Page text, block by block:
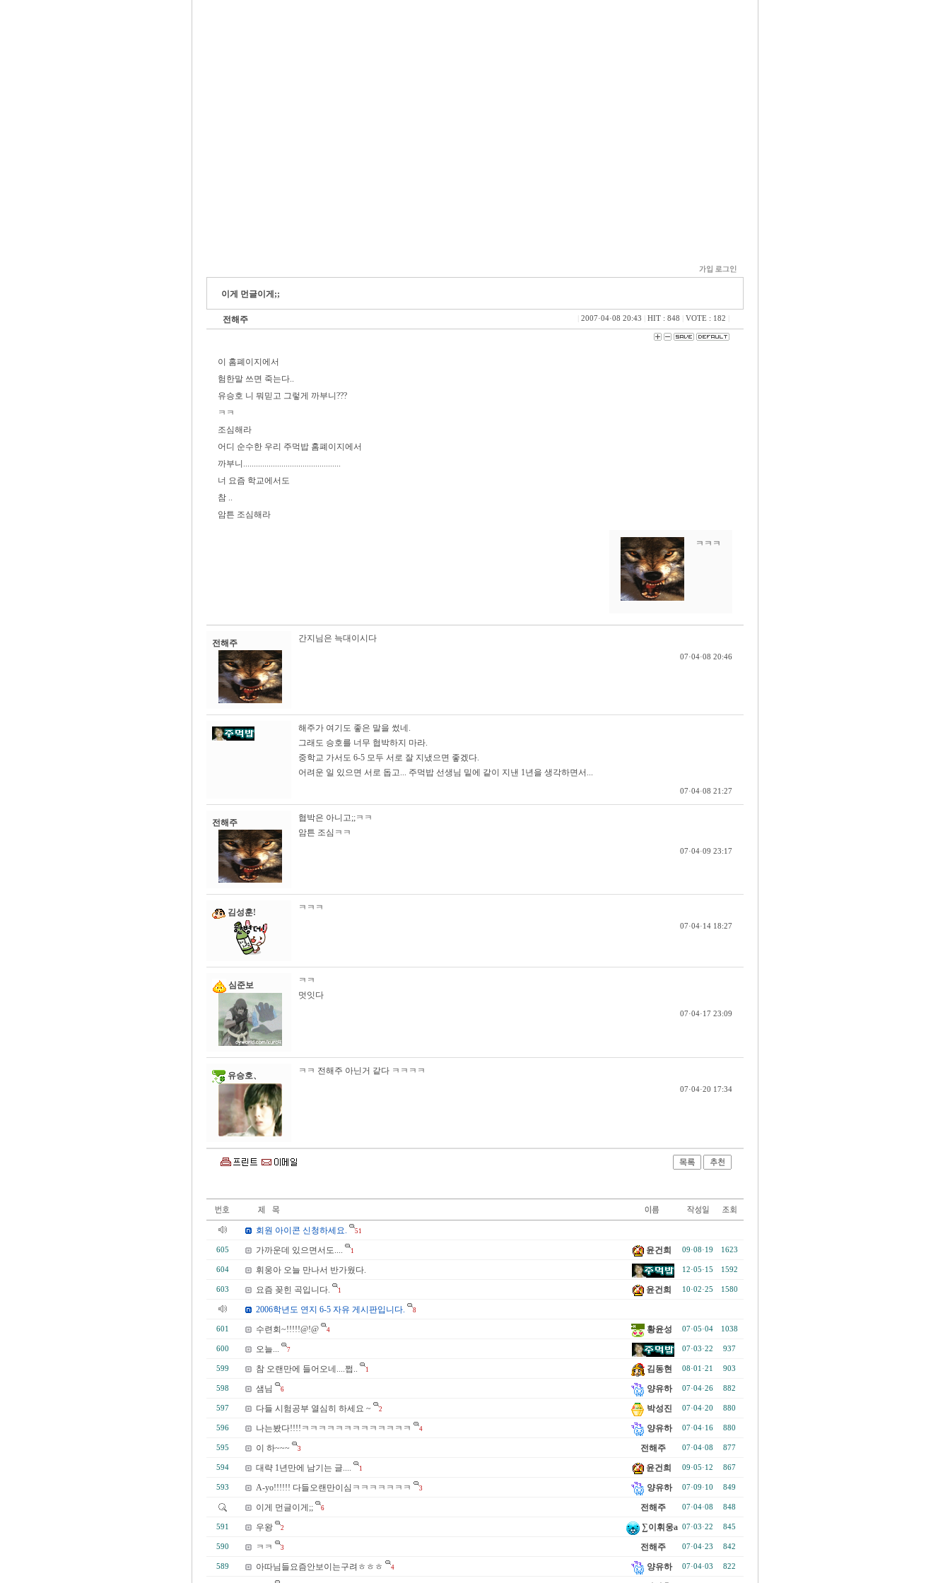
이게 먼글이게;;
전해주 2007·04·08 20:43 HIT : 848 VOTE : 182
이 홈폐이지에서
험한말 쓰면 죽는다..
유승호 니 뭐믿고 그렇게 까부니???
ㅋㅋ
조심해라
어디 순수한 우리 주먹밥 홈폐이지에서
까부니..............................................
너 요즘 학교에서도
참 ..
암튼 조심해라
ㅋㅋㅋ
전해주 간지님은 늑대이시다
07·04·08 20:46
해주가 여기도 좋은 말을 썼네.
그래도 승호를 너무 협박하지 마라.
중학교 가서도 6-5 모두 서로 잘 지냈으면 좋겠다.
어려운 일 있으면 서로 돕고... 주먹밥 선생님 밑에 같이 지낸 1년을 생각하면서...
07·04·08 21:27
전해주
협박은 아니고;;ㅋㅋ
암튼 조심ㅋㅋ
07·04·09 23:17
김성훈! ㅋㅋㅋ
07·04·14 18:27
심준보
ㅋㅋ
멋잇다
07·04·17 23:09
유승호、 ㅋㅋ 전해주 아닌거 같다 ㅋㅋㅋㅋ
07·04·20 17:34
회원 아이콘 신청하세요. 51
605 가까운데 있으면서도.... 1 윤건희 09·08·19 1623
604 휘웅아 오늘 만나서 반가웠다. 12·05·15 1592
603 요즘 꽂힌 곡입니다. 1 윤건희 10·02·25 1580
2006학년도 연지 6-5 자유 게시판입니다. 8
601 수련회~!!!!!@!@ 4 황윤성 07·05·04 1038
600 오늘... 7 07·03·22 937
599 참 오랜만에 들어오네....쩝.. 1 김동현 08·01·21 903
598 샘님 6 양유하 07·04·26 882
597 다들 시험공부 열심히 하세요 ~ 2 박성진 07·04·20 880
596 나는봤다!!!!ㅋㅋㅋㅋㅋㅋㅋㅋㅋㅋㅋㅋㅋ 4 양유하 07·04·16 880
595 이 하~~~ 3 전해주 07·04·08 877
594 대략 1년만에 남기는 글.... 1 윤건희 09·05·12 867
593 A-yo!!!!!! 다들오랜만이심ㅋㅋㅋㅋㅋㅋㅋ 3 양유하 07·09·10 849
이게 먼글이게;; 6 전해주 07·04·08 848
591 우왕 2 ∑이휘웅a 07·03·22 845
590 ㅋㅋ 3 전해주 07·04·23 842
589 아따님들요즘안보이는구려ㅎㅎㅎ 4 양유하 07·04·03 822